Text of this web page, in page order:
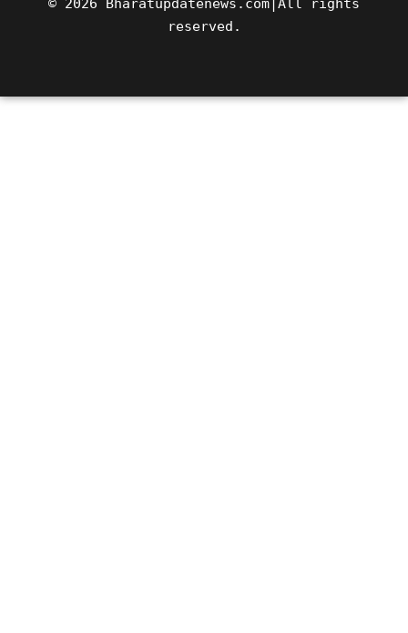
© 2026 Bharatupdatenews.com|All rights
reserved.